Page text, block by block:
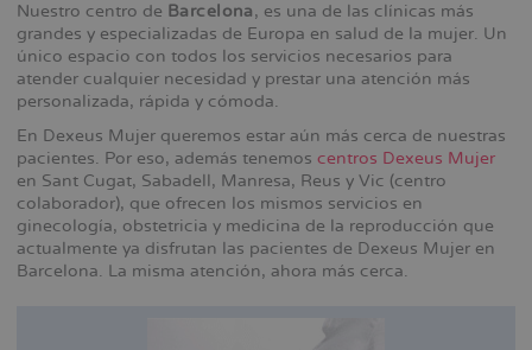
Nuestro centro de Barcelona, es una de las clínicas más
grandes y especializadas de Europa en salud de la mujer. Un
único espacio con todos los servicios necesarios para
atender cualquier necesidad y prestar una atención más
personalizada, rápida y cómoda.
En Dexeus Mujer queremos estar aún más cerca de nuestras
pacientes. Por eso, además tenemos centros Dexeus Mujer
en Sant Cugat, Sabadell, Manresa, Reus y Vic (centro
colaborador), que ofrecen los mismos servicios en
ginecología, obstetricia y medicina de la reproducción que
actualmente ya disfrutan las pacientes de Dexeus Mujer en
Barcelona. La misma atención, ahora más cerca.